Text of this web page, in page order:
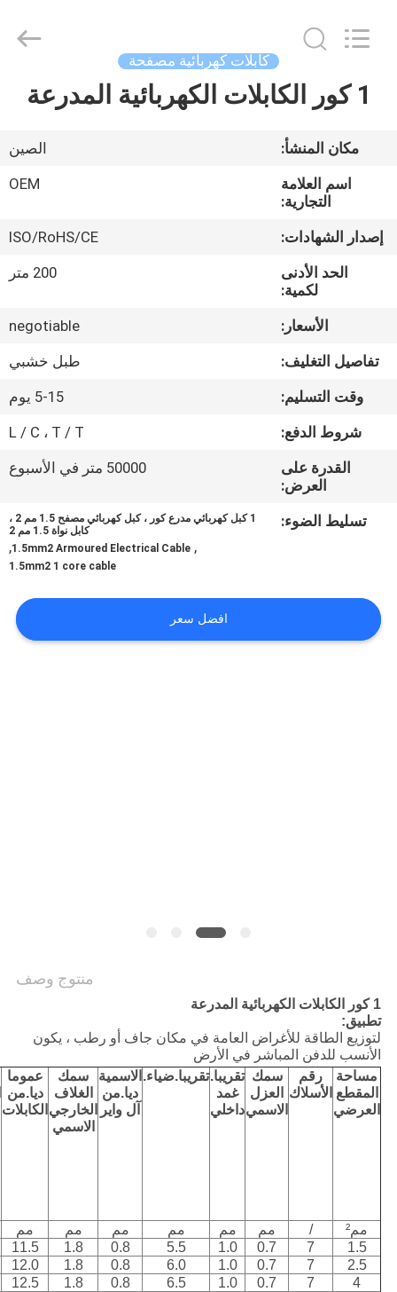
الصفحة
منتجات
معلومات
في
المعمل
مراقبة
الجودة
اتصل
اطلب
اقتباس
Management
Services
كابلات كهربائية مصفحة
1 كور الكابلات الكهربائية المدرعة
مكان المنشأ:
الصين
اسم العلامة
التجارية:
OEM
إصدار الشهادات:
ISO/RoHS/CE
الحد الأدنى
لكمية:
200 متر
الأسعار:
negotiable
تفاصيل التغليف:
طبل خشبي
وقت التسليم:
5-15 يوم
شروط الدفع:
L / C ، T / T
القدرة على
العرض:
50000 متر في الأسبوع
تسليط الضوء:
1 كبل كهربائي مدرع كور ، كبل كهربائي مصفح 1.5 مم 2 ،
كابل نواة 1.5 مم 2
,
1.5mm2 Armoured Electrical Cable
,
1.5mm2 1 core cable
افضل سعر
منتوج وصف
1 كور الكابلات الكهربائية المدرعة
تطبيق:
لتوزيع الطاقة للأغراض العامة في مكان جاف أو رطب ، يكون
الأنسب للدفن المباشر في الأرض
مساحة
المقطع
العرضي
رقم
الأسلاك
سمك
العزل
الاسمي
تقريبا.
غمد
داخلي
تقريبا.ضياء. الاسمية
ديا.من
آل واير
سمك
الغلاف
الخارجي
الاسمي
عموما
ديا.من
الكابلات
مم² / مم مم مم مم مم
مم
1.5
7
0.7
1.0
5.5
0.8
1.8
11.5
2.5
7
0.7
1.0
6.0
0.8
1.8
12.0
4
7
0.7
1.0
6.5
0.8
1.8
12.5